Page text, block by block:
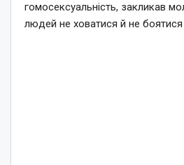
гомосексуальність, закликав
людей не ховатися й не